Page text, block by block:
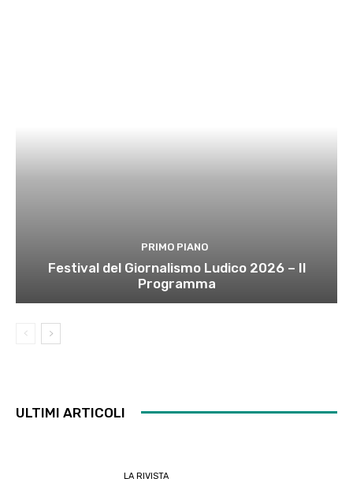
PRIMO PIANO
Festival del Giornalismo Ludico 2026 – Il
Programma
ULTIMI ARTICOLI
LA RIVISTA